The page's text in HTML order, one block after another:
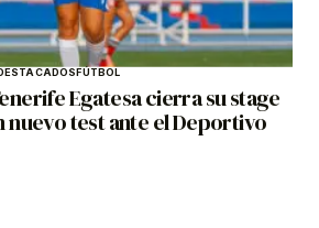
FÚTBOL
Egatesa cierra su stage
nuevo test ante el Deportivo